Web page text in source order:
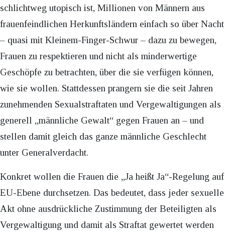
schlichtweg utopisch ist, Millionen von Männern aus
frauenfeindlichen Herkunftsländern einfach so über Nacht
– quasi mit Kleinem-Finger-Schwur – dazu zu bewegen,
Frauen zu respektieren und nicht als minderwertige
Geschöpfe zu betrachten, über die sie verfügen können,
wie sie wollen. Stattdessen prangern sie die seit Jahren
zunehmenden Sexualstraftaten und Vergewaltigungen als
generell „männliche Gewalt“ gegen Frauen an – und
stellen damit gleich das ganze männliche Geschlecht
unter Generalverdacht.
Konkret wollen die Frauen die „Ja heißt Ja“-Regelung auf
EU-Ebene durchsetzen. Das bedeutet, dass jeder sexuelle
Akt ohne ausdrückliche Zustimmung der Beteiligten als
Vergewaltigung und damit als Straftat gewertet werden